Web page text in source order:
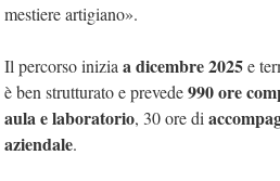
mestiere artigiano».
Il percorso inizia a dicembre 2025e
è ben strutturato e prevede990 ore
aula e laboratorio, 30 ore di
aziendale.